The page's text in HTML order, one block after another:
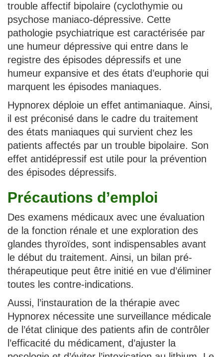
trouble affectif bipolaire (cyclothymie ou
psychose maniaco-dépressive. Cette
pathologie psychiatrique est caractérisée par
une humeur dépressive qui entre dans le
registre des épisodes dépressifs et une
humeur expansive et des états d’euphorie qui
marquent les épisodes maniaques.
Hypnorex déploie un effet antimaniaque. Ainsi,
il est préconisé dans le cadre du traitement
des états maniaques qui survient chez les
patients affectés par un trouble bipolaire. Son
effet antidépressif est utile pour la prévention
des épisodes dépressifs.
Précautions d’emploi
Des examens médicaux avec une évaluation
de la fonction rénale et une exploration des
glandes thyroïdes, sont indispensables avant
le début du traitement. Ainsi, un bilan pré-
thérapeutique peut être initié en vue d’éliminer
toutes les contre-indications.
Aussi, l’instauration de la thérapie avec
Hypnorex nécessite une surveillance médicale
de l’état clinique des patients afin de contrôler
l’efficacité du médicament, d’ajuster la